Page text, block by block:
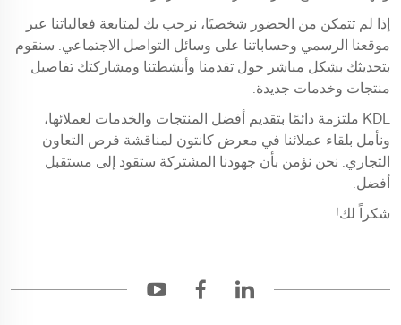
إذا لم تتمكن من الحضور شخصيًا، نرحب بك لمتابعة فعالياتنا عبر
موقعنا الرسمي وحساباتنا على وسائل التواصل الاجتماعي. سنقوم
بتحديثك بشكل مباشر حول تقدمنا وأنشطتنا ومشاركتك تفاصيل
منتجات وخدمات جديدة.
KDL ملتزمة دائمًا بتقديم أفضل المنتجات والخدمات لعملائها،
ونأمل بلقاء عملائنا في معرض كانتون لمناقشة فرص التعاون
التجاري. نحن نؤمن بأن جهودنا المشتركة ستقود إلى مستقبل
أفضل.
شكراً لك!